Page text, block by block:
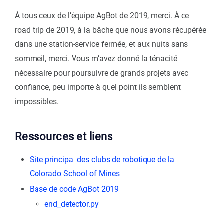
À tous ceux de l’équipe AgBot de 2019, merci. À ce
road trip de 2019, à la bâche que nous avons récupérée
dans une station-service fermée, et aux nuits sans
sommeil, merci. Vous m’avez donné la ténacité
nécessaire pour poursuivre de grands projets avec
confiance, peu importe à quel point ils semblent
impossibles.
Ressources et liens
Site principal des clubs de robotique de la
Colorado School of Mines
Base de code AgBot 2019
end_detector.py